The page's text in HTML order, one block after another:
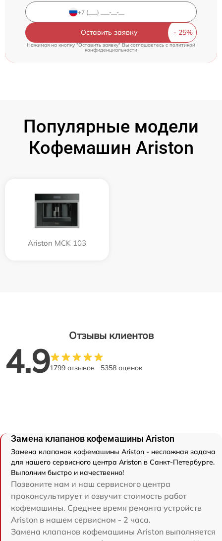
Оставить заявку
Нажимая на кнопку "Оставить заявку" Вы соглашаетесь c политикой
конфиденциальности
Популярные модели
Кофемашин Ariston
Ariston MCK 103
Отзывы клиентов
4.91799 отзывов 5358 оценок
Замена клапанов кофемашины Ariston
Замена клапанов кофемашины Ariston - несложная задача
для нашего сервисного центра Ariston в Санкт-Петербурге.
Выполним быстро и качественно!
Позвоните нам и наш сервисного центра
проконсультирует и озвучит стоимость работ
кофемашины. Среднее время ремонта устройств
Ariston в нашем сервисном - 2 часа.
Замена клапанов кофемашины Ariston выполняется